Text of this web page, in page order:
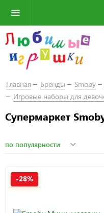
Главная Бренды Smoby
Игровые наборы для
Супермаркет
-28%